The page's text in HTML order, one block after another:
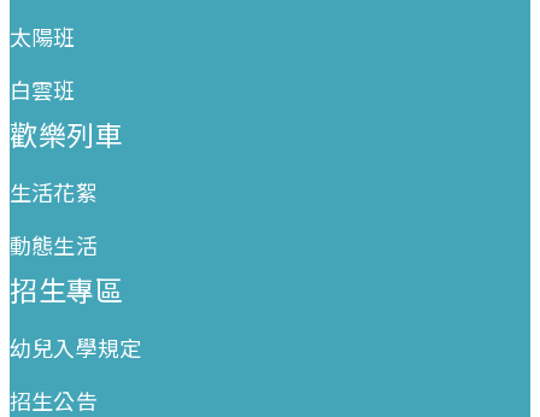
太陽班
白雲班
歡樂列車
生活花絮
動態生活
招生專區
幼兒入學規定
招生公告